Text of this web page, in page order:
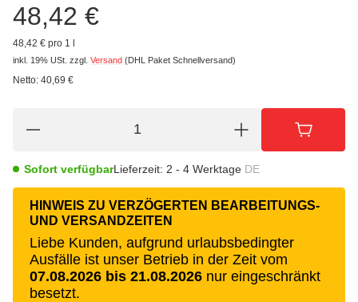
48,42 €
48,42 € pro 1 l
inkl. 19% USt. zzgl. Versand (DHL Paket Schnellversand)
Netto: 40,69 €
Sofort verfügbarLieferzeit: 2 - 4 Werktage DE
HINWEIS ZU VERZÖGERTEN BEARBEITUNGS-
UND VERSANDZEITEN
Liebe Kunden, aufgrund urlaubsbedingter
Ausfälle ist unser Betrieb in der Zeit vom
07.08.2026 bis 21.08.2026 nur eingeschränkt
besetzt.